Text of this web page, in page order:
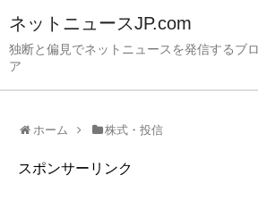
ネットニュースJP.com
独断と偏見でネットニュースを発信するブ
ア
ホーム 株式・投信
スポンサーリンク